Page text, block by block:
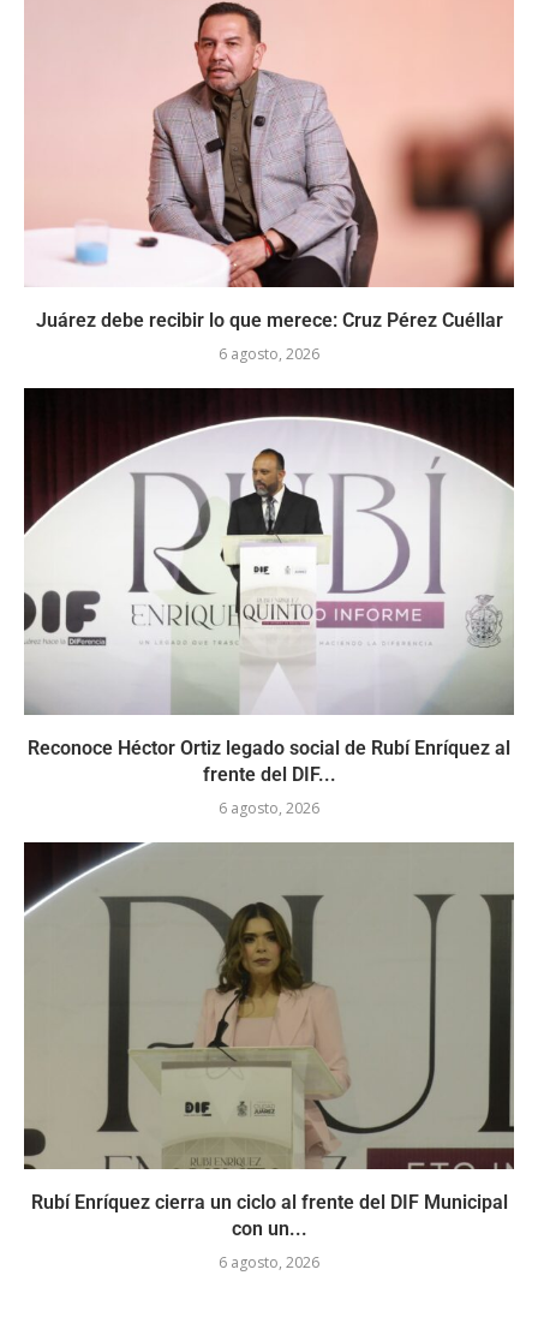
Juárez debe recibir lo que merece: Cruz Pérez Cuéllar
6 agosto, 2026
Reconoce Héctor Ortiz legado social de Rubí Enríquez al
frente del DIF...
6 agosto, 2026
Rubí Enríquez cierra un ciclo al frente del DIF Municipal
con un...
6 agosto, 2026